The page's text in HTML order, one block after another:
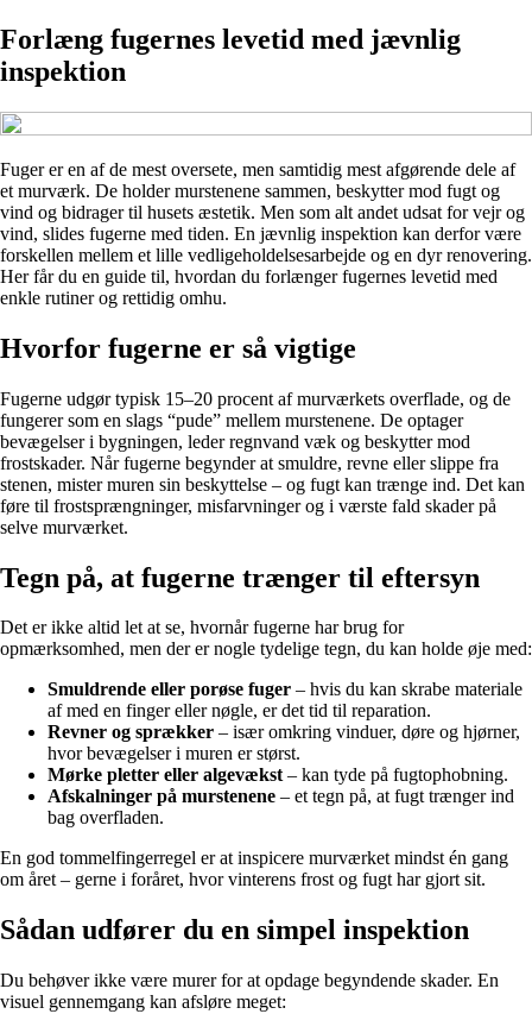
Forlæng fugernes levetid med jævnlig
inspektion
Fuger er en af de mest oversete, men samtidig mest afgørende dele af
et murværk. De holder murstenene sammen, beskytter mod fugt og
vind og bidrager til husets æstetik. Men som alt andet udsat for vejr og
vind, slides fugerne med tiden. En jævnlig inspektion kan derfor være
forskellen mellem et lille vedligeholdelsesarbejde og en dyr renovering.
Her får du en guide til, hvordan du forlænger fugernes levetid med
enkle rutiner og rettidig omhu.
Hvorfor fugerne er så vigtige
Fugerne udgør typisk 15–20 procent af murværkets overflade, og de
fungerer som en slags “pude” mellem murstenene. De optager
bevægelser i bygningen, leder regnvand væk og beskytter mod
frostskader. Når fugerne begynder at smuldre, revne eller slippe fra
stenen, mister muren sin beskyttelse – og fugt kan trænge ind. Det kan
føre til frostsprængninger, misfarvninger og i værste fald skader på
selve murværket.
Tegn på, at fugerne trænger til eftersyn
Det er ikke altid let at se, hvornår fugerne har brug for
opmærksomhed, men der er nogle tydelige tegn, du kan holde øje med:
Smuldrende eller porøse fuger – hvis du kan skrabe materiale
af med en finger eller nøgle, er det tid til reparation.
Revner og sprækker – især omkring vinduer, døre og hjørner,
hvor bevægelser i muren er størst.
Mørke pletter eller algevækst– kan tyde på fugtophobning.
Afskalninger på murstenene – et tegn på, at fugt trænger ind
bag overfladen.
En god tommelfingerregel er at inspicere murværket mindst én gang
om året – gerne i foråret, hvor vinterens frost og fugt har gjort sit.
Sådan udfører du en simpel inspektion
Du behøver ikke være murer for at opdage begyndende skader. En
visuel gennemgang kan afsløre meget: